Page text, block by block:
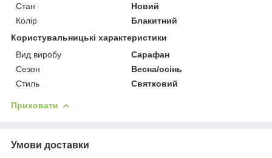
Стан
Новий
Колір
Блакитний
Користувальницькі характеристики
Вид виробу
Сарафан
Сезон
Весна/осінь
Стиль
Святковий
Приховати
Умови доставки